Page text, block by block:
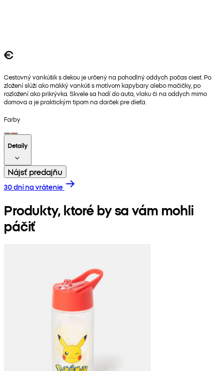
€
Cestovný vankúšik s dekou je určený na pohodlný oddych počas ciest. Po
zložení slúži ako mäkký vankúš s motívom kapybary alebo mačičky, po
rozložení ako prikrývka. Skvele sa hodí do auta, vlaku či na oddych mimo
domova a je praktickým tipom na darček pre dieťa.
Farby
Detaily
Nájsť predajňu
30 dní na vrátenie
Produkty, ktoré by sa vám mohli
páčiť